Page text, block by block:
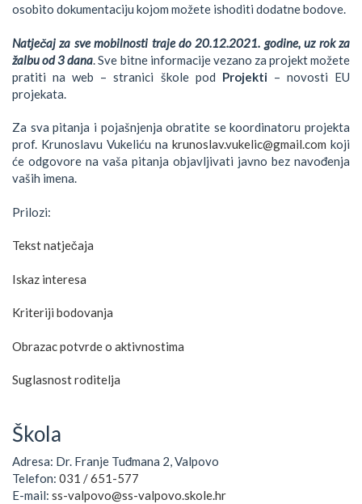
osobito dokumentaciju kojom možete ishoditi dodatne bodove.
Natječaj za sve mobilnosti traje do 20.12.2021. godine, uz rok za
žalbu od 3 dana . Sve bitne informacije vezano za projekt možete
pratiti na web – stranici škole pod Projekti– novosti EU
projekata.
Za sva pitanja i pojašnjenja obratite se koordinatoru projekta
prof. Krunoslavu Vukeliću na krunoslav.vukelic@gmail.com koji
će odgovore na vaša pitanja objavljivati javno bez navođenja
vaših imena.
Prilozi:
Tekst natječaja
Iskaz interesa
Kriteriji bodovanja
Obrazac potvrde o aktivnostima
Suglasnost roditelja
Škola
Adresa: Dr. Franje Tuđmana 2, Valpovo
Telefon: 031 / 651-577
E-mail: ss-valpovo@ss-valpovo.skole.hr